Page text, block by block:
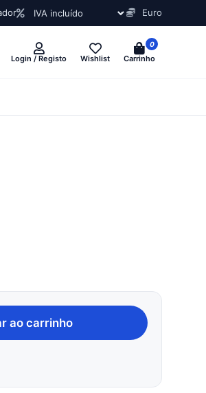
Euro
Login / Registo Wishlist Carrinho
0
ao carrinho